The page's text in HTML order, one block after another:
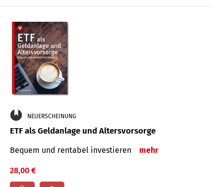
NEUERSCHEINUNG
ETF als Geldanlage und Altersvorsorge
Bequem und rentabel investieren mehr
28,00 €